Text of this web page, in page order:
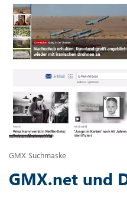
GMX Suchmaske
GMX.net und